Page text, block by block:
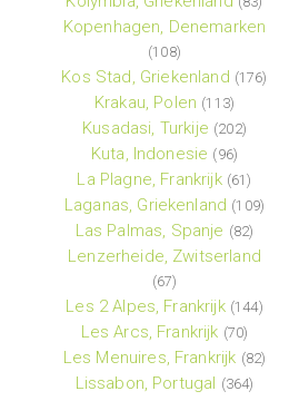
Kopenhagen, Denemarken
(108)
Kos Stad, Griekenland (176)
Krakau, Polen (113)
Kusadasi, Turkije (202)
Kuta, Indonesie (96)
La Plagne, Frankrijk (61)
Laganas, Griekenland (109)
Las Palmas, Spanje (82)
Lenzerheide, Zwitserland
(67)
Les 2 Alpes, Frankrijk (144)
Les Arcs, Frankrijk (70)
Les Menuires, Frankrijk (82)
Lissabon, Portugal (364)